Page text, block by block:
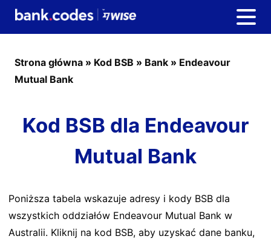
Strona główna » Kod BSB » Bank » Endeavour
Mutual Bank
Kod BSB dla Endeavour
Mutual Bank
Poniższa tabela wskazuje adresy i kody BSB dla
wszystkich oddziałów Endeavour Mutual Bank w
Australii. Kliknij na kod BSB, aby uzyskać dane banku,